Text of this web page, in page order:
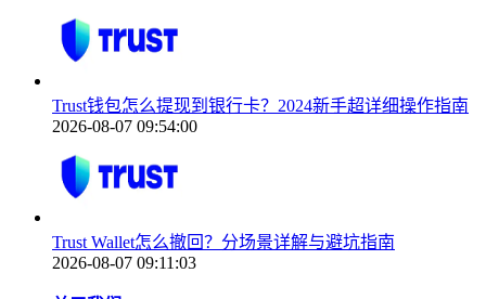
Trust钱包怎么提现到银行卡？2024新手超详细操作指南
2026-08-07 09:54:00
Trust Wallet怎么撤回？分场景详解与避坑指南
2026-08-07 09:11:03